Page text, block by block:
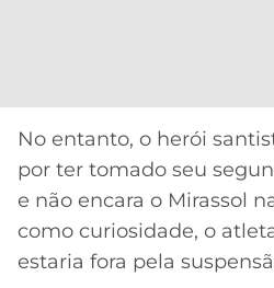
CASSINOS
ONLINE
GRÊMIO
ATLÉTICO
MG
LALIGA
No entanto, o herói
por ter tomado seu
e não encara o Mirassol
como curiosidade, o
estaria fora pela